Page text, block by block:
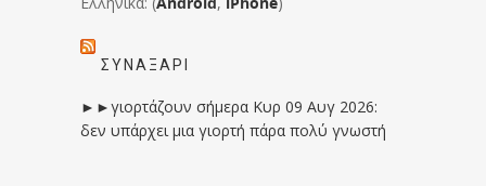
ΣΥΝΑΞΆΡΙ
►►γιορτάζουν σήμερα Κυρ 09 Αυγ 2026:
δεν υπάρχει μια γιορτή πάρα πολύ γνωστή